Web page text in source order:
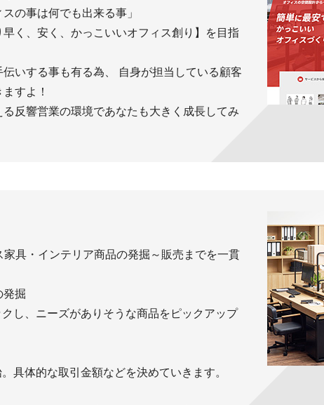
の事は何でも出来る事」
早く、安く、かっこいいオフィス創り】を目指
いする事も有る為、 自身が担当している顧客
すよ！
反響営業の環境であなたも大きく成長してみ
具・インテリア商品の発掘～販売までを一貫
発掘
し、ニーズがありそうな商品をピックアップ
具体的な取引金額などを決めていきます。